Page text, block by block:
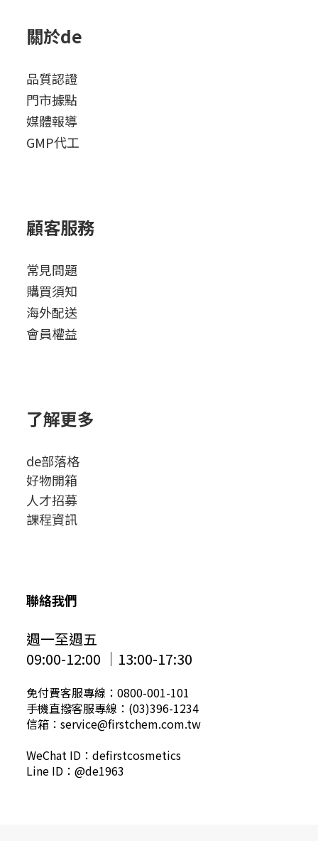
關於de
品質認證
門市據點
媒體報導
GMP代工
顧客服務
常見問題
購買須知
海外配送
會員權益
了解更多
de部落格
好物開箱
人才招募
課程資訊
聯絡我們
週一至週五
09:00-12:00 │13:00-17:30
免付費客服專線：0800-001-101
手機直撥客服專線：(03)396-1234
信箱：service@firstchem.com.tw
WeChat ID：defirstcosmetics
Line ID：@de1963